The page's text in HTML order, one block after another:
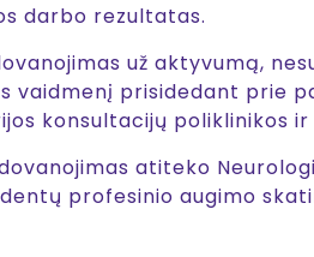
darbo rezultatas.
už aktyvumą,
vaidmenį prisidedant prie
konsultacijų poliklinikos
atiteko
profesinio augimo